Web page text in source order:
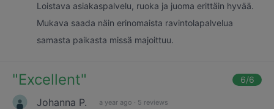
Loistava asiakaspalvelu, ruoka ja juoma erittäin hyvää.
Mukava saada näin erinomaista ravintolapalvelua
samasta paikasta missä majoittuu.
"Excellent" 6/6
Johanna P. a year ago · 5 reviews